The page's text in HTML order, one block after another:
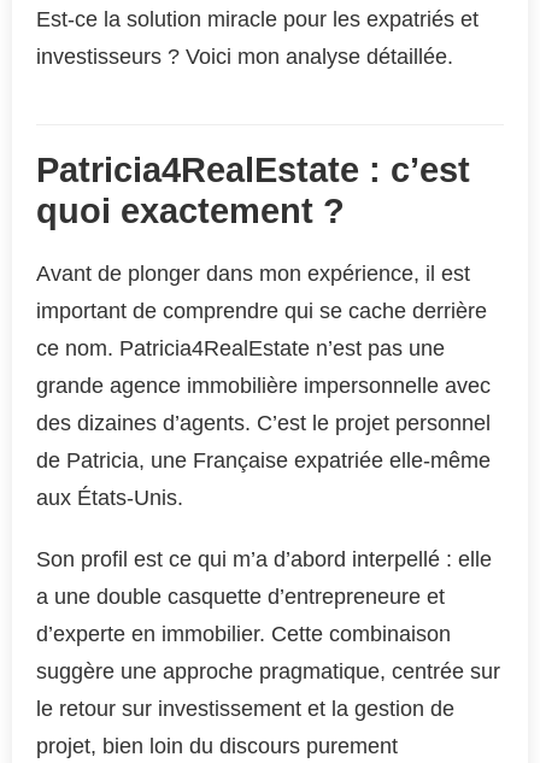
Est-ce la solution miracle pour les expatriés et
investisseurs ? Voici mon analyse détaillée.
Patricia4RealEstate : c’est
quoi exactement ?
Avant de plonger dans mon expérience, il est
important de comprendre qui se cache derrière
ce nom. Patricia4RealEstate n’est pas une
grande agence immobilière impersonnelle avec
des dizaines d’agents. C’est le projet personnel
de Patricia, une Française expatriée elle-même
aux États-Unis.
Son profil est ce qui m’a d’abord interpellé : elle
a une double casquette d’entrepreneure et
d’experte en immobilier. Cette combinaison
suggère une approche pragmatique, centrée sur
le retour sur investissement et la gestion de
projet, bien loin du discours purement